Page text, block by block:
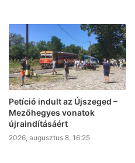
Petíció indult az Újszeged –
Mezőhegyes vonatok
újraindításáért
2026, augusztus 8. 16:25